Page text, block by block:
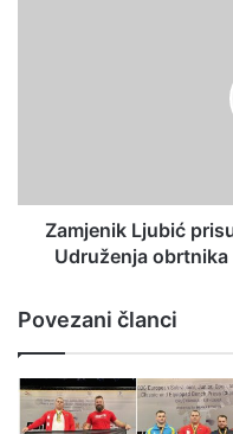
Zamjenik Ljubić
Udruženja
Povezani članci